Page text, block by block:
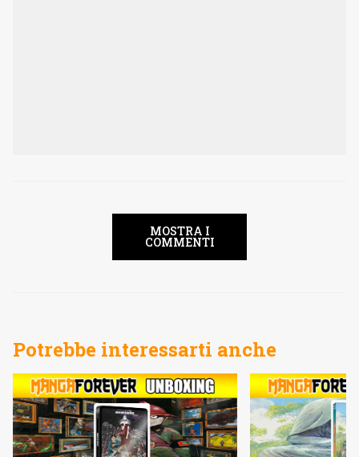
MOSTRA I
COMMENTI
Potrebbe interessarti anche